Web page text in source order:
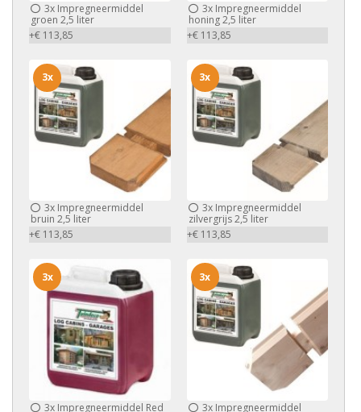
3x Impregneermiddel
groen 2,5 liter
+€ 113,85
3xImpregneermiddel
honing 2,5 liter
+€ 113,85
3x Impregneermiddel
bruin 2,5 liter
+€ 113,85
3x
3xImpregneermiddel
zilvergrijs 2,5 liter
+€ 113,85
3x
3x Impregneermiddel Red
3x
3xImpregneermiddel
3x